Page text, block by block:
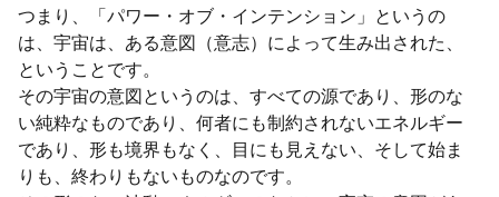
つまり、「パワー・オブ・インテンション」というの
は、宇宙は、ある意図（意志）によって生み出された、
ということです。
その宇宙の意図というのは、すべての源であり、形のな
い純粋なものであり、何者にも制約されないエネルギー
であり、形も境界もなく、目にも見えない、そして始ま
りも、終わりもないものなのです。